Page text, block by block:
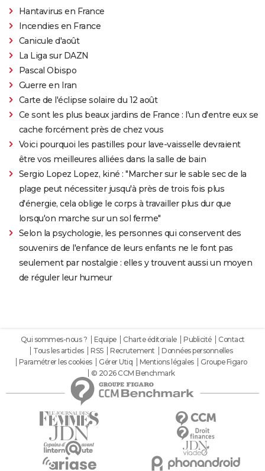
Hantavirus en France
Incendies en France
Canicule d'août
La Liga sur DAZN
Pascal Obispo
Guerre en Iran
Carte de l'éclipse solaire du 12 août
Ce sont les plus beaux jardins de France : l'un d'entre eux se
cache forcément près de chez vous
Voici pourquoi les pastilles pour lave-vaisselle devraient
être vos meilleures alliées dans la salle de bain
Sergio Lopez Lopez, kiné : "Marcher sur le sable sec de la
plage peut nécessiter jusqu'à près de trois fois plus
d'énergie, cela oblige le corps à travailler plus dur que
lorsqu'on marche sur un sol ferme"
Selon la psychologie, les personnes qui conservent des
souvenirs de l'enfance de leurs enfants ne le font pas
seulement par nostalgie : elles y trouvent aussi un moyen
de réguler leur humeur
Qui sommes-nous ? Equipe Charte éditoriale Publicité
Contact
Tous les articles
RSS Recrutement
Données personnelles
Paramétrer les cookies
Gérer Utiq Mentions légales
Groupe Figaro
© 2026 CCM Benchmark